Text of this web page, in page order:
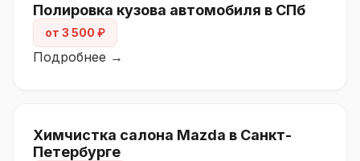
Полировка кузова автомобиля в СПб
от 3 500 ₽
Подробнее →
Химчистка салона Mazda в Санкт-
Петербурге